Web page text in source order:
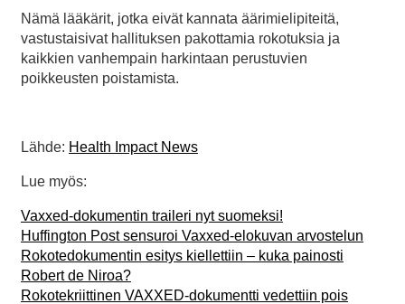
Nämä lääkärit, jotka eivät kannata äärimielipiteitä,
vastustaisivat hallituksen pakottamia rokotuksia ja
kaikkien vanhempain harkintaan perustuvien
poikkeusten poistamista.
Lähde: Health Impact News
Lue myös:
Vaxxed-dokumentin traileri nyt suomeksi!
Huffington Post sensuroi Vaxxed-elokuvan arvostelun
Rokotedokumentin esitys kiellettiin – kuka painosti
Robert de Niroa?
Rokotekriittinen VAXXED-dokumentti vedettiin pois